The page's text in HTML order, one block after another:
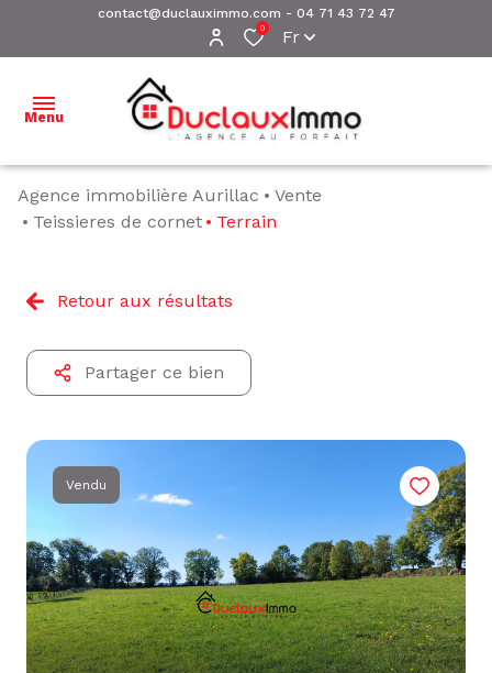
contact@duclauximmo.com - 04 71 43 72 47
0 Fr
Menu
ACCUEIL
BIENS À
VENDRE
NOS
BIENS
L'ÉQUIPE
ALERTE
E-MAIL
Agence immobilière Aurillac
Vente
Teissieres de cornet
Terrain
Retour aux résultats
Partager ce bien
Vendu